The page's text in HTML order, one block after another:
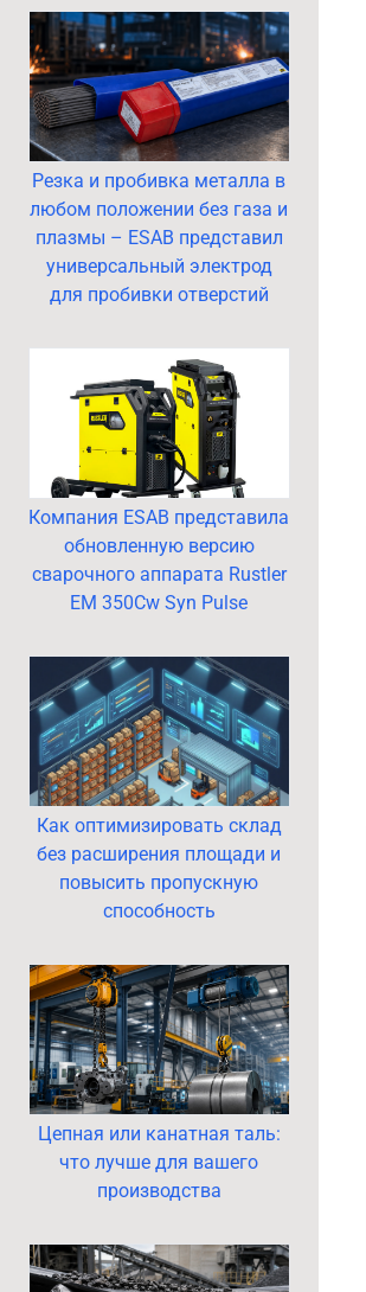
Резка и пробивка металла в
любом положении без газа и
плазмы – ESAB представил
универсальный электрод
для пробивки отверстий
Компания ESAB представила
обновленную версию
сварочного аппарата Rustler
EM 350Cw Syn Pulse
Как оптимизировать склад
без расширения площади и
повысить пропускную
способность
Цепная или канатная таль:
что лучше для вашего
производства